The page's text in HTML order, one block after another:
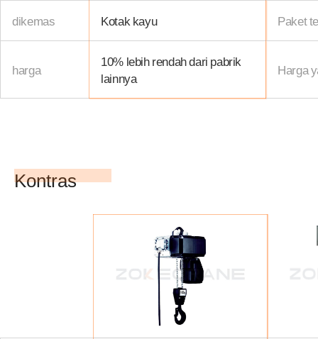
dikemas Kotak kayu Paket
harga
10% lebih rendah dari pabrik
lainnya
Harga
Kontras